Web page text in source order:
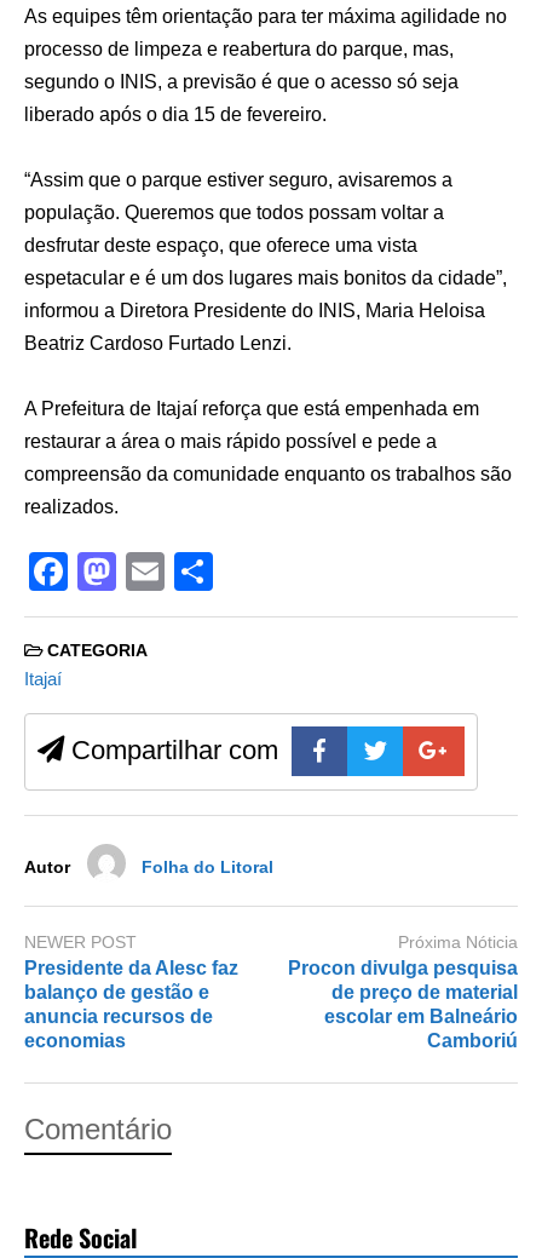
As equipes têm orientação para ter máxima agilidade no
processo de limpeza e reabertura do parque, mas,
segundo o INIS, a previsão é que o acesso só seja
liberado após o dia 15 de fevereiro.
“Assim que o parque estiver seguro, avisaremos a
população. Queremos que todos possam voltar a
desfrutar deste espaço, que oferece uma vista
espetacular e é um dos lugares mais bonitos da cidade”,
informou a Diretora Presidente do INIS, Maria Heloisa
Beatriz Cardoso Furtado Lenzi.
A Prefeitura de Itajaí reforça que está empenhada em
restaurar a área o mais rápido possível e pede a
compreensão da comunidade enquanto os trabalhos são
realizados.
F
a
c
b
o
o
M
a
st
d
o
n
E
m h
CATEGORIA
Itajaí
Compartilhar com
Autor Folha do Litoral
NEWER POST
Presidente da Alesc faz
balanço de gestão e
anuncia recursos de
economias
Próxima Nóticia
Procon divulga pesquisa
de preço de material
escolar em Balneário
Camboriú
Comentário
Rede Social